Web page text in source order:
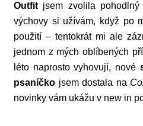
Outfit jsem zvolila
výchovy si užívám, když po
použití – tentokrát mi ale
jednom z mých oblíbených
léto naprosto vyhovují, nové
psaníčko jsem dostala na
novinky vám ukážu v new in